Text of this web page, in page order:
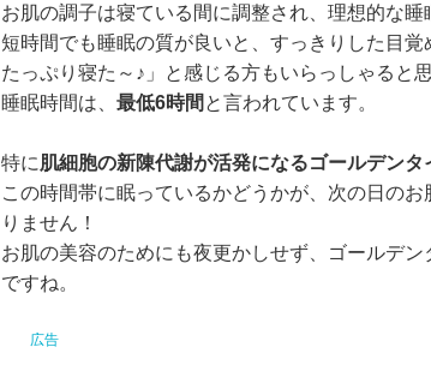
お肌の調子は寝ている間に調整され、理想的な睡
短時間でも睡眠の質が良いと、すっきりした目覚
たっぷり寝た～♪」と感じる方もいらっしゃると
睡眠時間は、 最低6時間 と言われています。
特に肌細胞の新陳代謝が活発になるゴールデンタ
この時間帯に眠っているかどうかが、次の日の
りません！
お肌の美容のためにも夜更かしせず、ゴールデ
ですね。